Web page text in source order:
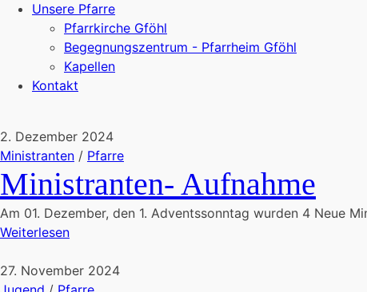
Unsere Pfarre
Pfarrkirche Gföhl
Begegnungszentrum - Pfarrheim Gföhl
Kapellen
Kontakt
2. Dezember 2024
Ministranten / Pfarre
Ministranten- Aufnahme
Am 01. Dezember, den 1. Adventssonntag wurden 4 Neue
Weiterlesen
27. November 2024